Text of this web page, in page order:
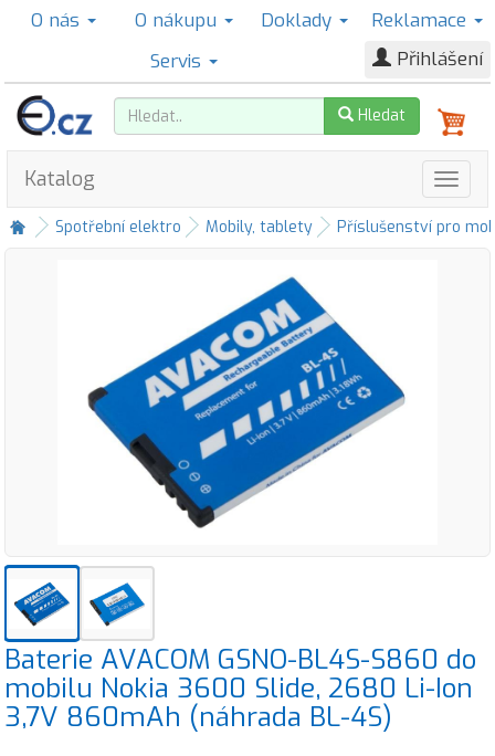
O nás O nákupu Doklady
Reklamace
Servis
Přihlášení
Hledat
Katalog
Spotřební elektro Mobily, tablety Příslušenství pro
Baterie AVACOM GSNO-BL4S-S860 do
mobilu Nokia 3600 Slide, 2680 Li-Ion
3,7V 860mAh (náhrada BL-4S)